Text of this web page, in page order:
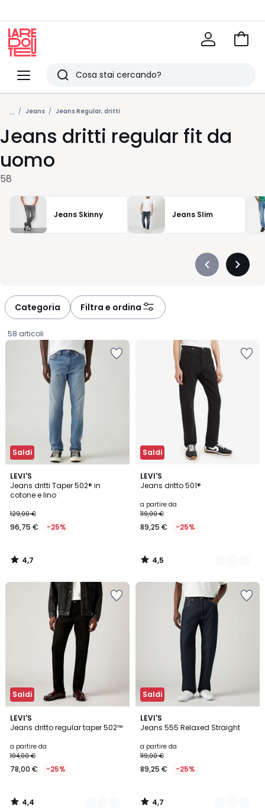
Menu
Redoute
Ricerca
Ultimi
articoli
visti
Vai
... Jeans Jeans Regular, dritti
Jeans dritti regular fit da
uomo
58
Jeans Skinny Jeans Slim
Précédent
Categoria Filtra e ordina
58 articoli
Saldi
LEVI'S
Jeans dritti Taper 502® in
cotone e lino
€
Invece
129,00
€
applicato.
129,00 €
96,75 € -25%
4,7
/ 5
4,7
/
Saldi
LEVI'S
Jeans dritto 501®
a partire da
119,00 €
89,25 € -25%
4,5
/ 5
12
Colori
4,5
/
Saldi
LEVI'S
Jeans dritto regular taper 502™
a partire da
104,00 €
78,00 € -25%
4,4
/ 5
7
Colori
4,4
/
Saldi
LEVI'S
Jeans 555 Relaxed Straight
a partire da
119,00 €
89,25 € -25%
4,7
/ 5
2
Colori
4,7
/